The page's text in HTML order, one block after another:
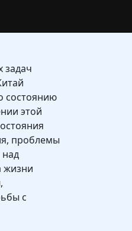
задач
состоянию
этой
проблемы
над
жизни
с